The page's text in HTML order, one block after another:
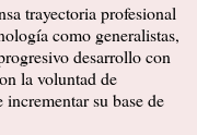
trayectoria profesional
como generalistas,
desarrollo con
la voluntad de
su base de